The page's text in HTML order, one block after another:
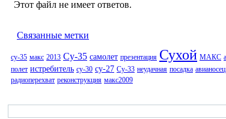
Этот файл не имеет ответов.
Связанные метки
су-35 макс 2013 Су-35 самолет презентация Сухой МАКС
полет истребитель су-30 су-27 Су-33 неудачная посадка авианосец
радиоперехват реконструкция макс2009